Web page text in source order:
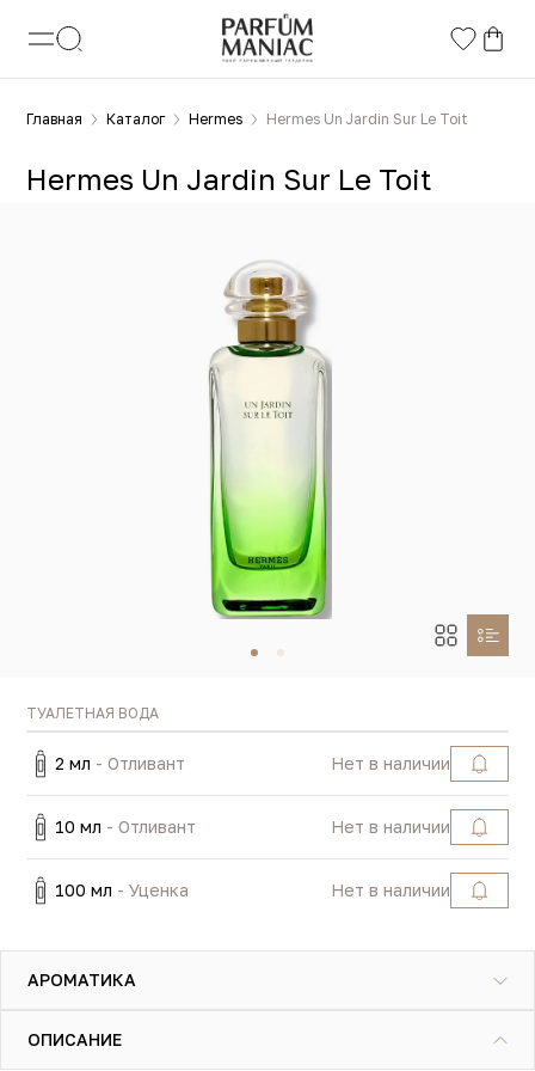
Главная Каталог Hermes Hermes Un Jardin Sur Le Toit
Hermes Un Jardin Sur Le Toit
ТУАЛЕТНАЯ ВОДА
2 мл - Отливант Нет в наличии
10 мл - Отливант Нет в наличии
100 мл - Уценка Нет в наличии
АРОМАТИКА
ОПИСАНИЕ